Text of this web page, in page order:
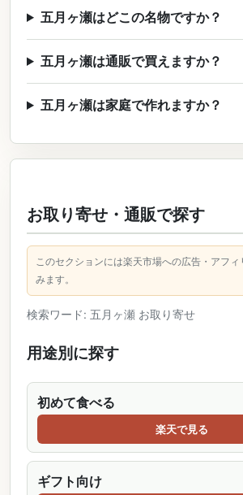
五月ヶ瀬はどこの名物ですか？
五月ヶ瀬は通販で買えますか？
五月ヶ瀬は家庭で作れますか？
お取り寄せ・通販で探す
このセクションには楽天市場への広告・アフ
みます。
検索ワード: 五月ヶ瀬 お取り寄せ
用途別に探す
初めて食べる
楽天で見る
ギフト向け